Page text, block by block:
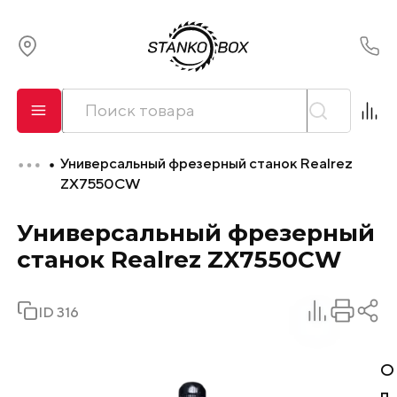
О компании
Сервис
Доставка
Универсальный фрезерный станок Realrez
ZX7550CW
Универсальный фрезерный
станок Realrez ZX7550CW
ID 316
О